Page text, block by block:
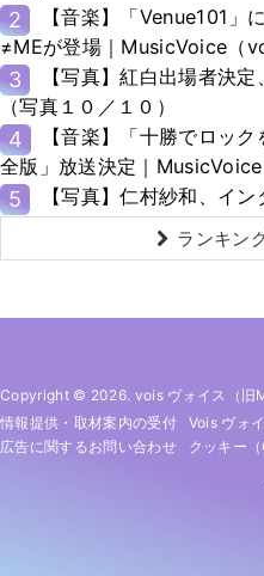
2
【音楽】「Venue101」
≠MEが登場｜MusicVoice（
3
【写真】紅白出場者決
（写真１０／１０）
4
【音楽】「十勝でロッ
全版」放送決定｜MusicVoice
5 【写真】仁村紗和、イン
ランキン
Copyright © 2026. vois ヴォイス（旧
情報提供・取材案内の受付
Vois ヴォ
広告に関するお問い合わせ
クッキー